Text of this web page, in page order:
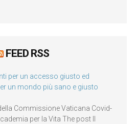
FEED RSS
per un accesso giusto ed
un mondo più sano e giusto
Commissione Vaticana Covid-
per la Vita The post Il